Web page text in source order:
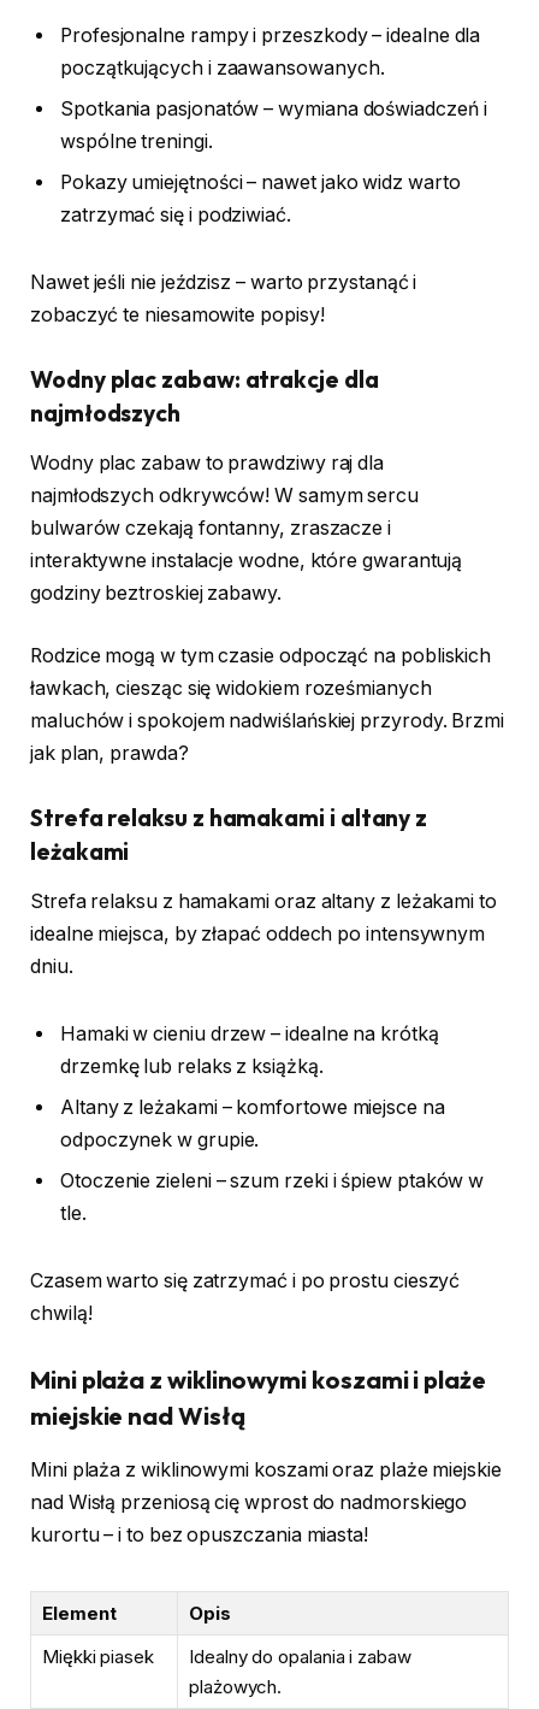
Profesjonalne rampy i przeszkody – idealne dla
początkujących i zaawansowanych.
Spotkania pasjonatów – wymiana doświadczeń i
wspólne treningi.
Pokazy umiejętności – nawet jako widz warto
zatrzymać się i podziwiać.
Nawet jeśli nie jeździsz – warto przystanąć i
zobaczyć te niesamowite popisy!
Wodny plac zabaw: atrakcje dla
najmłodszych
Wodny plac zabaw to prawdziwy raj dla
najmłodszych odkrywców! W samym sercu
bulwarów czekają fontanny, zraszacze i
interaktywne instalacje wodne, które gwarantują
godziny beztroskiej zabawy.
Rodzice mogą w tym czasie odpocząć na pobliskich
ławkach, ciesząc się widokiem roześmianych
maluchów i spokojem nadwiślańskiej przyrody. Brzmi
jak plan, prawda?
Strefa relaksu z hamakami i altany z
leżakami
Strefa relaksu z hamakami oraz altany z leżakami to
idealne miejsca, by złapać oddech po intensywnym
dniu.
Hamaki w cieniu drzew – idealne na krótką
drzemkę lub relaks z książką.
Altany z leżakami – komfortowe miejsce na
odpoczynek w grupie.
Otoczenie zieleni – szum rzeki i śpiew ptaków w
tle.
Czasem warto się zatrzymać i po prostu cieszyć
chwilą!
Mini plaża z wiklinowymi koszami i plaże
miejskie nad Wisłą
Mini plaża z wiklinowymi koszami oraz plaże miejskie
nad Wisłą przeniosą cię wprost do nadmorskiego
kurortu – i to bez opuszczania miasta!
Element
Opis
Miękki piasek
Idealny do opalania i zabaw
plażowych.